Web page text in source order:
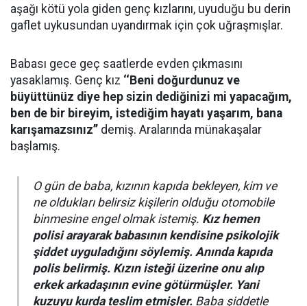
aşağı kötü yola giden genç kızlarını, uyuduğu bu derin
gaflet uykusundan uyandırmak için çok uğraşmışlar.
Babası gece geç saatlerde evden çıkmasını
yasaklamış. Genç kız ‘‘Beni doğurdunuz ve
büyüttünüz diye hep sizin dediğinizi mi yapacağım,
ben de bir bireyim, istediğim hayatı yaşarım, bana
karışamazsınız’’ demiş. Aralarında münakaşalar
başlamış.
O gün de baba, kızının kapıda bekleyen, kim ve
ne oldukları belirsiz kişilerin olduğu otomobile
binmesine engel olmak istemiş. Kız hemen
polisi arayarak babasının kendisine psikolojik
şiddet uyguladığını söylemiş. Anında kapıda
polis belirmiş. Kızın isteği üzerine onu alıp
erkek arkadaşının evine götürmüşler. Yani
kuzuyu kurda teslim etmişler. Baba şiddetle